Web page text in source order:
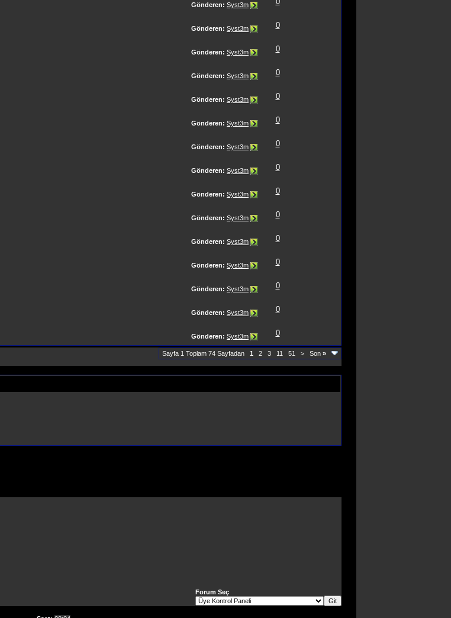
Gönderen: Syst3m
Gönderen: Syst3m 0
Gönderen: Syst3m 0
Gönderen: Syst3m 0
Gönderen: Syst3m 0
Gönderen: Syst3m 0
Gönderen: Syst3m 0
Gönderen: Syst3m 0
Gönderen: Syst3m 0
Gönderen: Syst3m 0
Gönderen: Syst3m 0
Gönderen: Syst3m 0
Gönderen: Syst3m 0
Gönderen: Syst3m 0
Gönderen: Syst3m 0
Sayfa 1 Toplam 74 Sayfadan 1 2 3 11 51 > Son »
Forum Seç